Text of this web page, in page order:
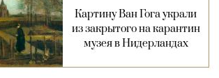
Картину Ван Гога украли
из закрытого на карантин
музея в Нидерландах